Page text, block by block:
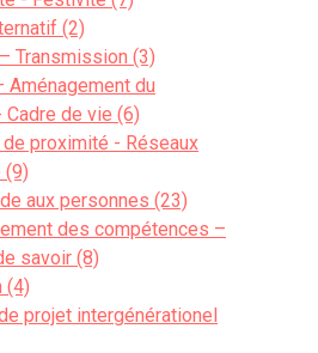
(2)
Transmission (3)
Aménagement du
de vie (6)
proximité - Réseaux
(9)
aux personnes (23)
des compétences –
savoir (8)
(4)
projet intergénérationel